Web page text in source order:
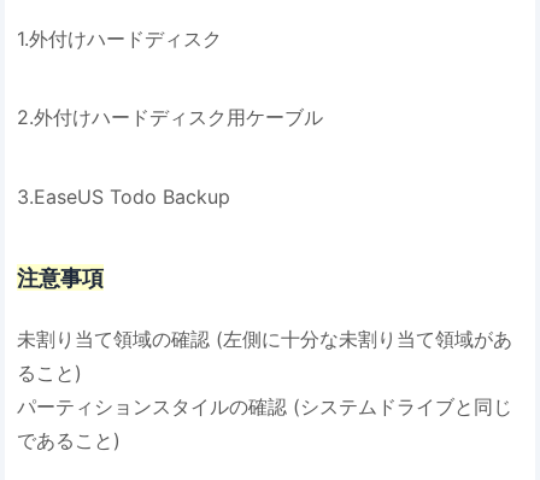
1.外付けハードディスク
2.外付けハードディスク用ケーブル
3.EaseUS Todo Backup
注意事項
未割り当て領域の確認 (左側に十分な未割り当て領域があ
ること)
パーティションスタイルの確認 (システムドライブと同じ
であること)